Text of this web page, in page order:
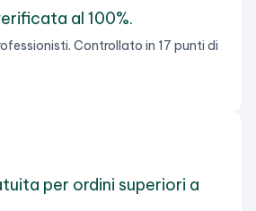
al 100%.
Controllato in 17 punti di
per ordini superiori a